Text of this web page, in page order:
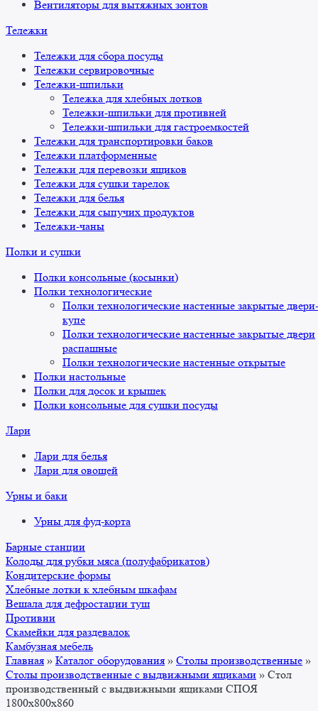
Вентиляторы для вытяжных зонтов
Тележки
Тележки для сбора посуды
Тележки сервировочные
Тележки-шпильки
Тележка для хлебных лотков
Тележки-шпильки для противней
Тележки-шпильки для гастроемкостей
Тележки для транспортировки баков
Тележки платформенные
Тележки для перевозки ящиков
Тележки для сушки тарелок
Тележки для белья
Тележки для сыпучих продуктов
Тележки-чаны
Полки и сушки
Полки консольные (косынки)
Полки технологические
Полки технологические настенные закрытые двери-
купе
Полки технологические настенные закрытые двери
распашные
Полки технологические настенные открытые
Полки настольные
Полки для досок и крышек
Полки консольные для сушки посуды
Лари
Лари для белья
Лари для овощей
Урны и баки
Урны для фуд-корта
Барные станции
Колоды для рубки мяса (полуфабрикатов)
Кондитерские формы
Хлебные лотки к хлебным шкафам
Вешала для дефростации туш
Противни
Скамейки для раздевалок
Камбузная мебель
Главная » Каталог оборудования » Столы производственные »
Столы производственные с выдвижными ящиками » Стол
производственный с выдвижными ящиками СПОЯ
1800x800x860